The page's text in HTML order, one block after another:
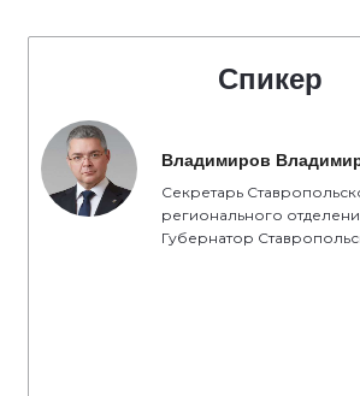
Спикер
Владимиров
Секретарь
регионального
Губернатор